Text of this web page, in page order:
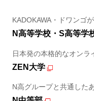
KADOKAWA・ドワンゴ
N高等学校・S高等学
日本発の本格的なオンラ
ZEN大学
N高グループと共通した